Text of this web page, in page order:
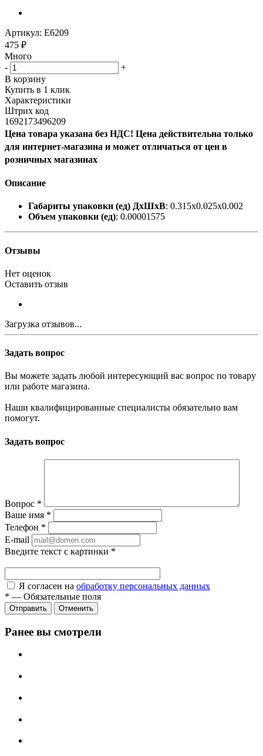
Артикул: E6209
475 ₽
Много
-
+
В корзину
Купить в 1 клик
Характеристики
Штрих код
1692173496209
Цена товара указана без НДС! Цена действительна только
для интернет-магазина и может отличаться от цен в
розничных магазинах
Описание
Габариты упаковки (ед) ДхШхВ: 0.315x0.025x0.002
Объем упаковки (ед): 0.00001575
Отзывы
Нет оценок
Оставить отзыв
Загрузка отзывов...
Задать вопрос
Вы можете задать любой интересующий вас вопрос по товару
или работе магазина.
Наши квалифицированные специалисты обязательно вам
помогут.
Задать вопрос
Вопрос *
Ваше имя *
Телефон *
E-mail
Введите текст с картинки *
Я согласен на обработку персональных данных
* — Обязательные поля
Отправить Отменить
Ранее вы смотрели